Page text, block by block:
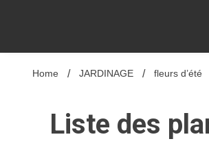
Home JARDINAGE fleurs d’été
Liste des